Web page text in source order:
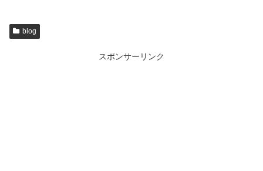
blog
スポンサーリンク